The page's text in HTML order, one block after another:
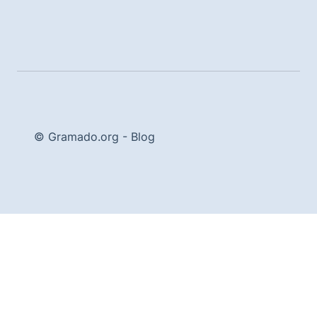
© Gramado.org - Blog